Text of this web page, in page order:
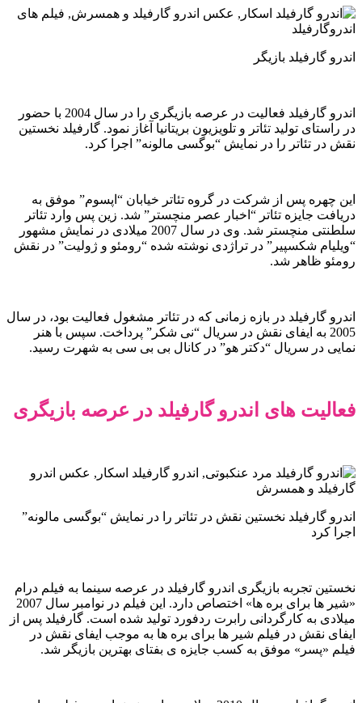
اندرو گارفیلد بازیگر
اندرو گارفیلد فعالیت در عرصه بازیگری را در سال 2004 با حضور
در راستای تولید تئاتر و تلویزیون بریتانیا آغاز نمود. گارفیلد نخستین
نقش در تئاتر را در نمایش “بوگسی مالونه” اجرا کرد.
این چهره پس از شرکت در گروه تئاتر خیابان “اپسوم” موفق به
دریافت جایزه تئاتر “اخبار عصر منچستر” شد. زین پس وارد تئاتر
سلطنتی منچستر شد. وی در سال 2007 میلادی در نمایش مشهور
“ویلیام شکسپیر” در تراژدی نوشته شده “رومئو و ژولیت” در نقش
رومئو ظاهر شد.
اندرو گارفیلد در بازه زمانی که در تئاتر مشغول فعالیت بود، در سال
2005 به ایفای نقش در سریال “نی شکر” پرداخت. سپس با هنر
نمایی در سریال “دکتر هو” در کانال بی بی سی به شهرت رسید.
فعالیت های اندرو گارفیلد در عرصه بازیگری
اندرو گارفیلد نخستین نقش در تئاتر را در نمایش “بوگسی مالونه”
اجرا کرد
نخستین تجربه بازیگری اندرو گارفیلد در عرصه سینما به فیلم درام
«شیر ها برای بره ها» اختصاص دارد. این فیلم در نوامبر سال 2007
میلادی به کارگردانی رابرت ردفورد تولید شده است. گارفیلد پس از
ایفای نقش در فیلم شیر ها برای بره ها به موجب ایفای نقش در
فیلم «پسر» موفق به کسب جایزه ی بفتای بهترین بازیگر شد.